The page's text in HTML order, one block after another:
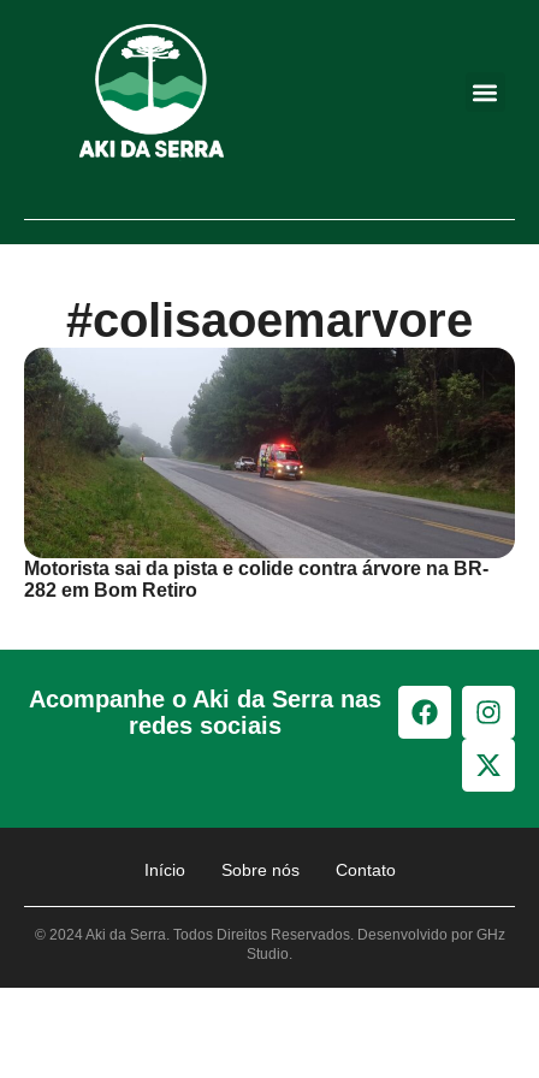
#colisaoemarvore
Motorista sai da pista e colide contra árvore na BR-
282 em Bom Retiro
Acompanhe o Aki da Serra nas
redes sociais
Início Sobre nós Contato
© 2024 Aki da Serra. Todos Direitos Reservados. Desenvolvido por GHz
Studio.